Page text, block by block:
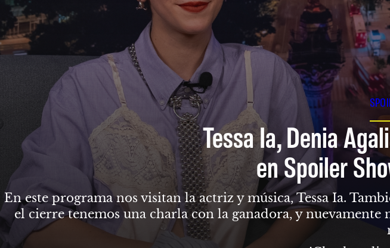
Tessa Ia, Denia
en Spoiler
En este programa nos visitan la actriz y música, Tessa Ia.
el cierre tenemos una charla con la ganadora, y